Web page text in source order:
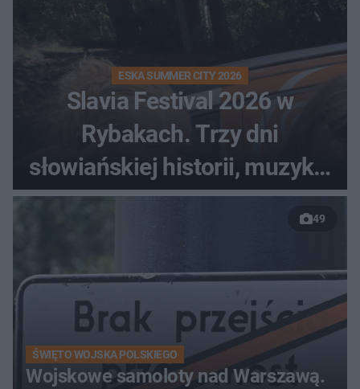
ESKA SUMMER CITY 2026
Slavia Festival 2026 w
Rybakach. Trzy dni
słowiańskiej historii, muzyki i
relaksu nad Jeziorem
49
ŚWIĘTO WOJSKA POLSKIEGO
Wojskowe samoloty nad Warszawą.